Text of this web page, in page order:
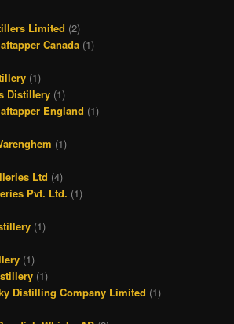
Limited (2)
Canada (1)
(1)
Distillery (1)
England (1)
(1)
Ltd (4)
Pvt. Ltd. (1)
(1)
(1)
(1)
Distilling Company Limited (1)